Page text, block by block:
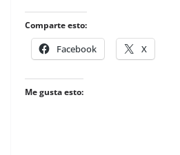
Comparte esto:
Facebook X
Me gusta esto: